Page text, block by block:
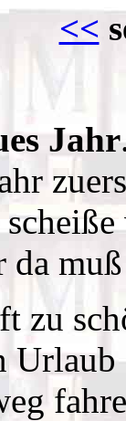
<<
Jahr
da
zu